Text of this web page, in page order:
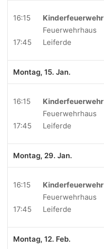
16:15
17:45
Kinderfeuerwehr
Feuerwehrhaus
Leiferde
Montag, 15. Jan.
16:15
17:45
Kinderfeuerwehr
Feuerwehrhaus
Leiferde
Montag, 29. Jan.
16:15
17:45
Kinderfeuerwehr
Feuerwehrhaus
Leiferde
Montag, 12. Feb.